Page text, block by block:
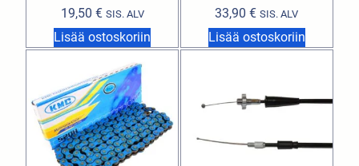
19,50 € SIS. ALV
Lisää ostoskoriin
33,90€ SIS. ALV
Lisää ostoskoriin